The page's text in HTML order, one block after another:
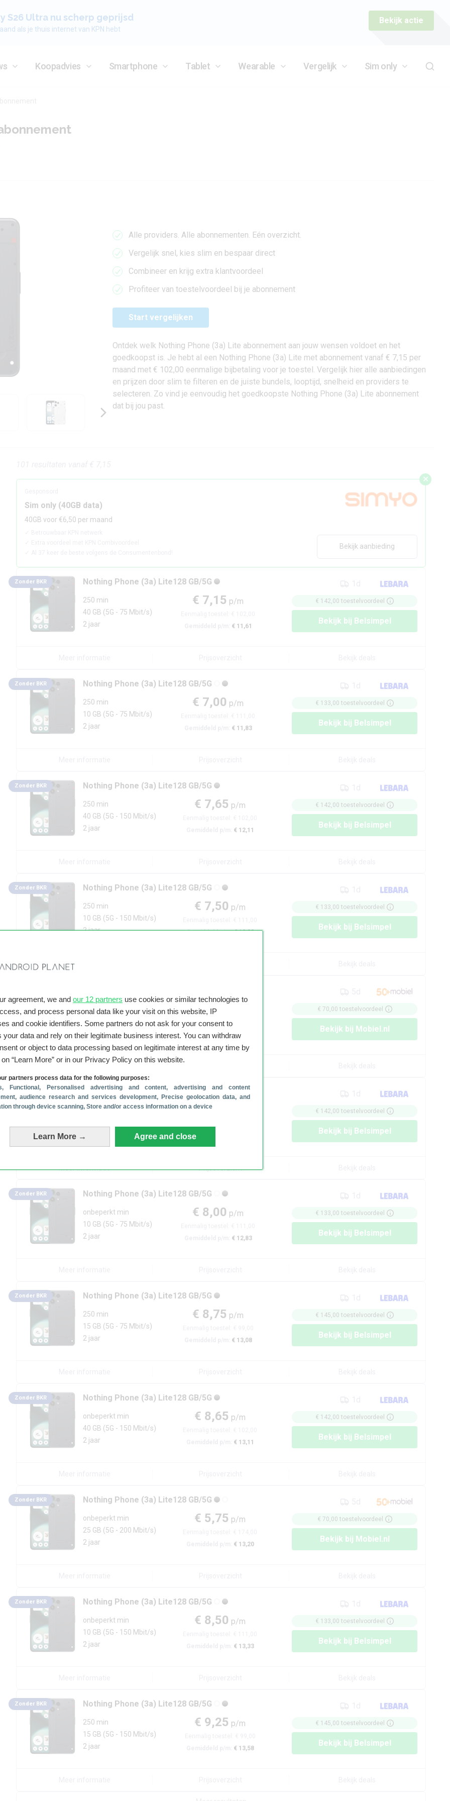
agreement, we and our 12 partners use cookies or similar technologies to
and process personal data like your visit on this website, IP
and cookie identifiers. Some partners do not ask for your consent to
your data and rely on their legitimate business interest. You can withdraw
or object to data processing based on legitimate interest at any time by
“Learn More” or in our Privacy Policy on this website.
partners process data for the following purposes:
, Functional, Personalised advertising and content, advertising and content
audience research and services development, Precise geolocation data, and
through device scanning, Store and/or access information on a device
Learn More → Agree and close
S26 Ultra nu scherp geprijsd
als je thuis internet van KPN hebt
Bekijk actie
Koopadvies Smartphone Tablet Wearable Vergelijk Sim only
Alle providers. Alle abonnementen. Eén overzicht.
Vergelijk snel, kies slim en bespaar direct
Combineer en krijg extra klantvoordeel
Profiteer van toestelvoordeel bij je abonnement
Start vergelijken
Ontdek welk Nothing Phone (3a) Lite abonnement aan jouw wensen voldoet en het
goedkoopst is. Je hebt al een Nothing Phone (3a) Lite met abonnement vanaf € 7,15 per
maand met € 102,00 eenmalige bijbetaling voor je toestel. Vergelijk hier alle aanbiedingen
en prijzen door slim te filteren en de juiste bundels, looptijd, snelheid en providers te
selecteren. Zo vind je eenvoudig het goedkoopste Nothing Phone (3a) Lite abonnement
dat bij jou past.
✕
Sim only (40GB data)
40GB voor €6,50 per maand
Bekijk aanbieding
Zonder BKR Nothing Phone (3a) Lite128 GB/5G
250 min
40 GB (5G - 75 Mbit/s)
2 jaar
€ 7,15 p/m
€ 11,61
€ 142,00 toestelvoordeel
Bekijk bij Belsimpel
Zonder BKR Nothing Phone (3a) Lite128 GB/5G
250 min
10 GB (5G - 75 Mbit/s)
2 jaar
€ 7,00 p/m
€ 11,83
€ 133,00 toestelvoordeel
Bekijk bij Belsimpel
Zonder BKR Nothing Phone (3a) Lite128 GB/5G
250 min
40 GB (5G - 150 Mbit/s)
2 jaar
€ 7,65 p/m
€ 12,11
€ 142,00 toestelvoordeel
Bekijk bij Belsimpel
Zonder BKR Nothing Phone (3a) Lite128 GB/5G
250 min
10 GB (5G - 150 Mbit/s)
2 jaar
€ 7,50 p/m
Gemiddeld p/m:€ 12,33
€ 133,00 toestelvoordeel
Bekijk bij Belsimpel
Meer informatie
onbeperkt min
10 GB
(5G - 200 Mbit/s)
2 jaar
€ 5,00
Eenmalig toestel:
Gemiddeld p/m:€ 12,45
€ 70,00 toestelvoordeel
Bekijk bij Mobiel.nl
Meer informatie
Zonder BKR Nothing Phone (3a) Lite 128 GB/5G
onbeperkt min
€ 8,15
Gemiddeld p/m:
€ 142,00 toestelvoordeel
Bekijk bij Belsimpel
Meer informatie Prijsoverzicht
Zonder BKR Nothing Phone (3a) Lite128 GB/5G
onbeperkt min
10 GB (5G - 75 Mbit/s)
2 jaar
€ 8,00 p/m
€ 12,83
€ 133,00 toestelvoordeel
Bekijk bij Belsimpel
Zonder BKR Nothing Phone (3a) Lite128 GB/5G
250 min
15 GB (5G - 75 Mbit/s)
2 jaar
€ 8,75 p/m
€ 13,08
€ 145,00 toestelvoordeel
Bekijk bij Belsimpel
Zonder BKR Nothing Phone (3a) Lite128 GB/5G
onbeperkt min
40 GB (5G - 150 Mbit/s)
2 jaar
€ 8,65 p/m
€ 13,11
€ 142,00 toestelvoordeel
Bekijk bij Belsimpel
Zonder BKR Nothing Phone (3a) Lite128 GB/5G
onbeperkt min
25 GB (5G - 200 Mbit/s)
2 jaar
€ 5,75 p/m
€ 13,20
€ 70,00 toestelvoordeel
Bekijk bij Mobiel.nl
Zonder BKR Nothing Phone (3a) Lite128 GB/5G
onbeperkt min
10 GB (5G - 150 Mbit/s)
2 jaar
€ 8,50 p/m
€ 13,33
€ 133,00 toestelvoordeel
Bekijk bij Belsimpel
Zonder BKR Nothing Phone (3a) Lite128 GB/5G
250 min
15 GB (5G - 150 Mbit/s)
2 jaar
€ 9,25 p/m
€ 13,58
€ 145,00 toestelvoordeel
Bekijk bij Belsimpel